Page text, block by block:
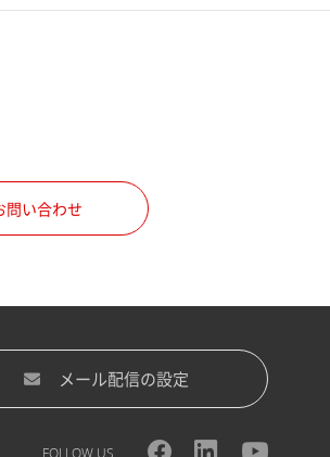
問い合わせ
メール配信の設定
FOLLOW US